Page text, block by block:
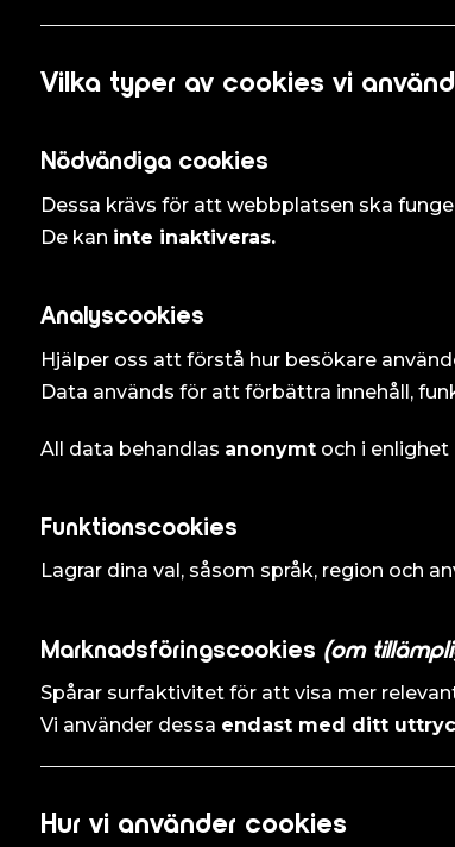
Vilka typer av cookies vi
Nödvändiga cookies
Dessa krävs för att webbplatsen ska
De kan inte inaktiveras.
Analyscookies
Hjälper oss att förstå hur besökare
Data används för att förbättra innehåll,
All data behandlas anonymtoch i enlighet
Funktionscookies
Lagrar dina val, såsom språk, region och
Marknadsföringscookies (om
Spårar surfaktivitet för att visa mer
Vi använder dessa endast med ditt
Hur vi använder cookies